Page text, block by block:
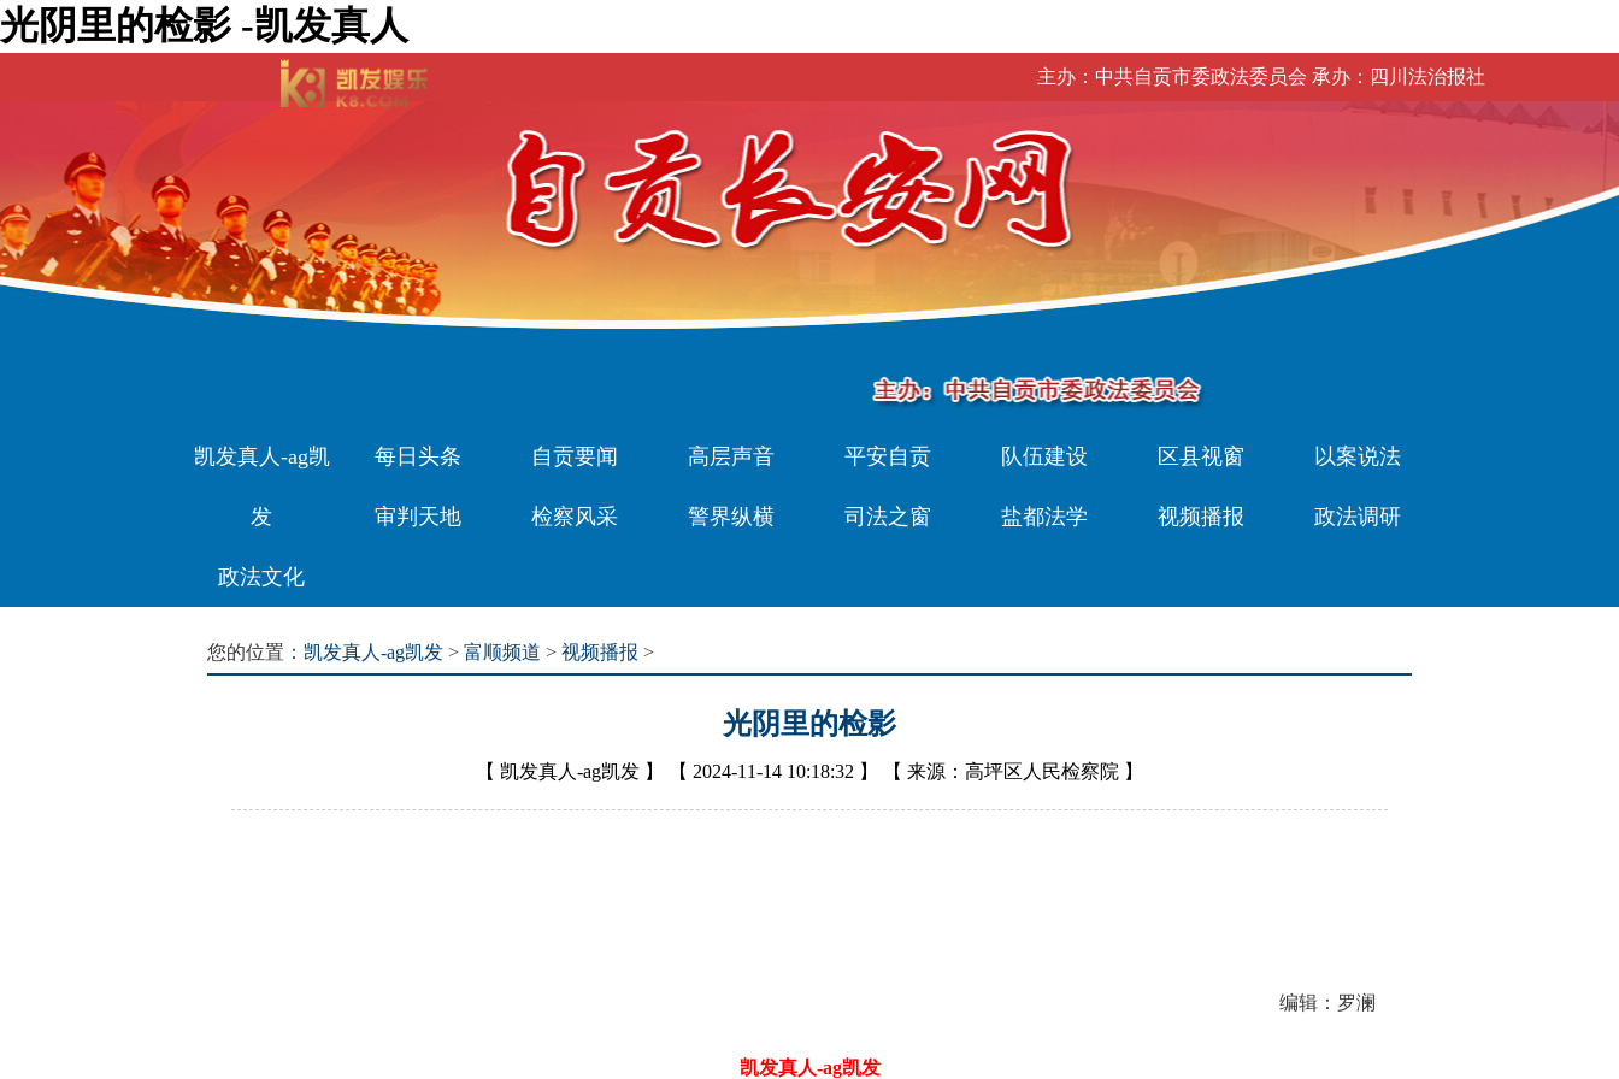
光阴里的检影 -凯发真人
主办：中共自贡市委政法委员会 承办：四川法治报社
凯发真人-ag凯
发
每日头条 自贡要闻 高层声音 平安自贡 队伍建设 区县视窗 以案说法
审判天地 检察风采 警界纵横 司法之窗 盐都法学 视频播报 政法调研
政法文化
您的位置： 凯发真人-ag凯发 > 富顺频道 > 视频播报 >
光阴里的检影
【 凯发真人-ag凯发 】 【 2024-11-14 10:18:32 】 【 来源：高坪区人民检察院 】
编辑：罗澜
凯发真人-ag凯发